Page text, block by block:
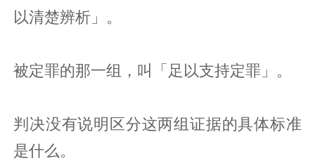
以清楚辨析」。
被定罪的那一组，叫「足以支持定罪」。
判决没有说明区分这两组证据的具体标准
是什么。